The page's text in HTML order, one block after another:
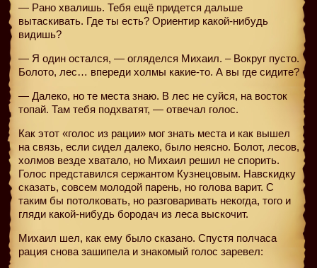
— Рано хвалишь. Тебя ещё придется дальше
вытаскивать. Где ты есть? Ориентир какой-нибудь
видишь?
— Я один остался, — огляделся Михаил. – Вокруг пусто.
Болото, лес… впереди холмы какие-то. А вы где сидите?
— Далеко, но те места знаю. В лес не суйся, на восток
топай. Там тебя подхватят, — отвечал голос.
Как этот «голос из рации» мог знать места и как вышел
на связь, если сидел далеко, было неясно. Болот, лесов,
холмов везде хватало, но Михаил решил не спорить.
Голос представился сержантом Кузнецовым. Навскидку
сказать, совсем молодой парень, но голова варит. С
таким бы потолковать, но разговаривать некогда, того и
гляди какой-нибудь бородач из леса выскочит.
Михаил шел, как ему было сказано. Спустя полчаса
рация снова зашипела и знакомый голос заревел: